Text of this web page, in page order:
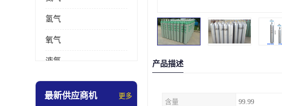
氢气
氧气
液氮
乙炔
最新供应商机 更多
产品描述
含量 99.99